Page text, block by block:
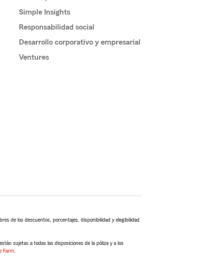
Simple Insights
Responsabilidad social
Desarrollo corporativo y empresarial
Ventures
de los descuentos, porcentajes, disponibilidad y elegibilidad
sujetas a todas las disposiciones de la póliza y a los
Farm